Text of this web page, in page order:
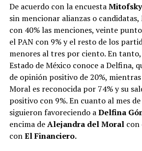
De acuerdo con la encuestaMitofsky
sin mencionar alianzas o
con 40% las menciones, veinte
el PAN con 9% y el resto de los
menores al tres por ciento. En
Estado de México conoce a Delfina,
de opinión positivo de 20%,
Moral es reconocida por 74% y su
positivo con 9%. En cuanto al mes
siguieron favoreciendo aDelfina
encima deAlejandra del Moralcon
conEl Financiero.